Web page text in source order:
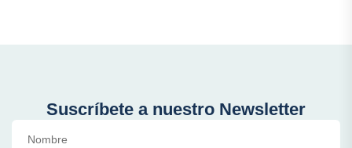
Suscríbete a nuestro Newsletter